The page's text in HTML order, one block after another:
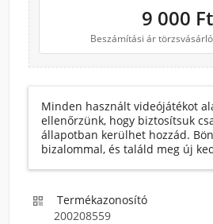
9 000 Ft
Beszámítási ár
Minden használt videójátékot
ellenőrzünk, hogy biztosítsuk
állapotban kerülhet hozzád.
bizalommal, és találd meg új

Termékazonosító
200208559